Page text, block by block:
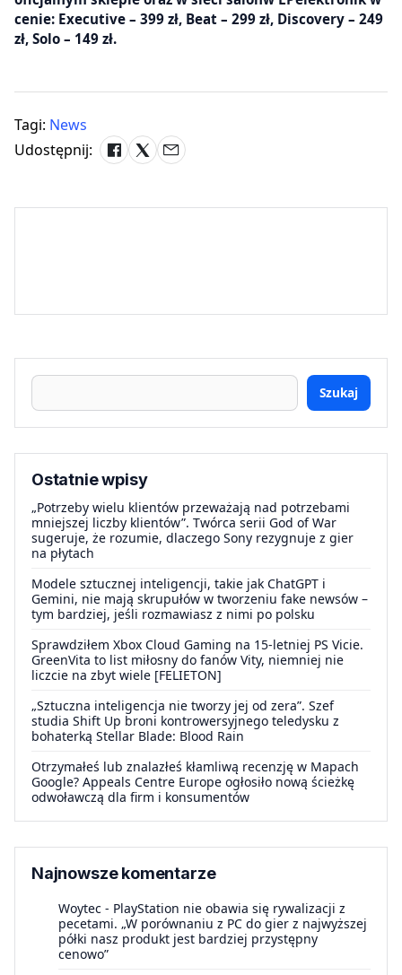
cenie: Executive – 399 zł, Beat – 299 zł, Discovery – 249
zł, Solo – 149 zł.
Tagi: News
Udostępnij:
Szukaj
Ostatnie wpisy
„Potrzeby wielu klientów przeważają nad potrzebami
mniejszej liczby klientów”. Twórca serii God of War
sugeruje, że rozumie, dlaczego Sony rezygnuje z gier
na płytach
Modele sztucznej inteligencji, takie jak ChatGPT i
Gemini, nie mają skrupułów w tworzeniu fake newsów –
tym bardziej, jeśli rozmawiasz z nimi po polsku
Sprawdziłem Xbox Cloud Gaming na 15-letniej PS Vicie.
GreenVita to list miłosny do fanów Vity, niemniej nie
liczcie na zbyt wiele [FELIETON]
„Sztuczna inteligencja nie tworzy jej od zera”. Szef
studia Shift Up broni kontrowersyjnego teledysku z
bohaterką Stellar Blade: Blood Rain
Otrzymałeś lub znalazłeś kłamliwą recenzję w Mapach
Google? Appeals Centre Europe ogłosiło nową ścieżkę
odwoławczą dla firm i konsumentów
Najnowsze komentarze
Woytec - PlayStation nie obawia się rywalizacji z
pecetami. „W porównaniu z PC do gier z najwyższej
półki nasz produkt jest bardziej przystępny
cenowo”